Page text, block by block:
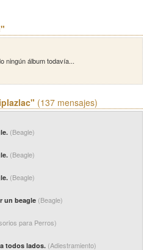
ningún álbum todavía...
(137 mensajes)
(Beagle)
(Beagle)
(Beagle)
un beagle (Beagle)
para Perros)
todos lados. (Adiestramiento)